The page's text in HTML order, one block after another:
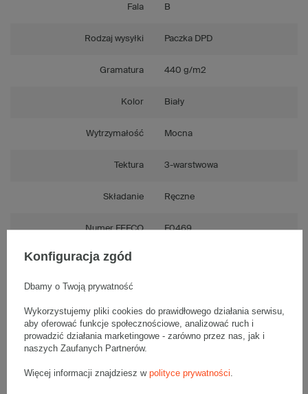
Fala B
Rodzaj wysyłki Paczka DPD
Gramatura 440 g/m2
Kolor Biały
Wytrzymałość Mocna
Tektura 3-warstwowa
Składanie Ręczne
Numer FEFCO F0469
Jednostronnie biały karton fasonowy - 1 Sztuka
wysokość)
Konfiguracja zgód
Dbamy o Twoją prywatność
Wykorzystujemy pliki cookies do prawidłowego działania serwisu,
aby oferować funkcje społecznościowe, analizować ruch i
prowadzić działania marketingowe - zarówno przez nas, jak i
naszych Zaufanych Partnerów.
Więcej informacji znajdziesz w polityce prywatności.